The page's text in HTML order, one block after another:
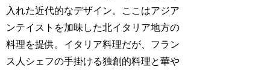
入れた近代的なデザイン。ここはアジア
ンテイストを加味した北イタリア地方の
料理を提供。イタリア料理だが、フラン
ス人シェフの手掛ける独創的料理と華や